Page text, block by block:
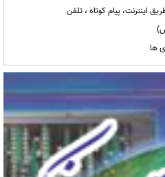
اینترنت، پیام کوتاه ، تلفن
ها